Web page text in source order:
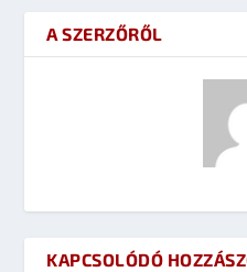
A SZERZŐRŐL
KAPCSOLÓDÓ